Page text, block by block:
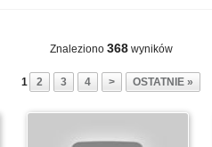
Znaleziono 368 wyników
1 2 3 4 > OSTATNIE »